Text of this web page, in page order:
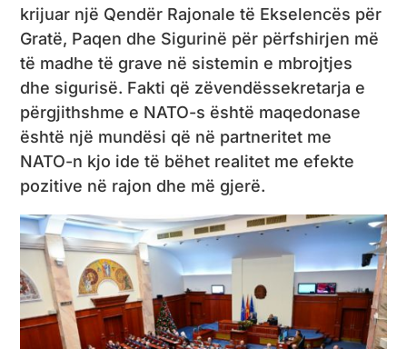
krijuar një Qendër Rajonale të Ekselencës për
Gratë, Paqen dhe Sigurinë për përfshirjen më
të madhe të grave në sistemin e mbrojtjes
dhe sigurisë. Fakti që zëvendëssekretarja e
përgjithshme e NATO-s është maqedonase
është një mundësi që në partneritet me
NATO-n kjo ide të bëhet realitet me efekte
pozitive në rajon dhe më gjerë.